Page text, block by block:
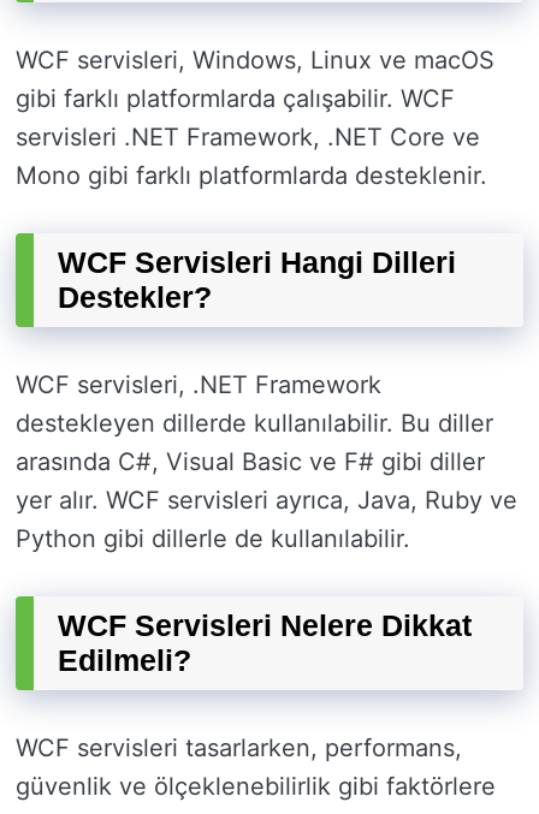
WCF servisleri, Windows, Linux ve macOS
gibi farklı platformlarda çalışabilir. WCF
servisleri .NET Framework, .NET Core ve
Mono gibi farklı platformlarda desteklenir.
WCF Servisleri Hangi Dilleri
Destekler?
WCF servisleri, .NET Framework
destekleyen dillerde kullanılabilir. Bu diller
arasında C#, Visual Basic ve F# gibi diller
yer alır. WCF servisleri ayrıca, Java, Ruby ve
Python gibi dillerle de kullanılabilir.
WCF Servisleri Nelere Dikkat
Edilmeli?
WCF servisleri tasarlarken, performans,
güvenlik ve ölçeklenebilirlik gibi faktörlere